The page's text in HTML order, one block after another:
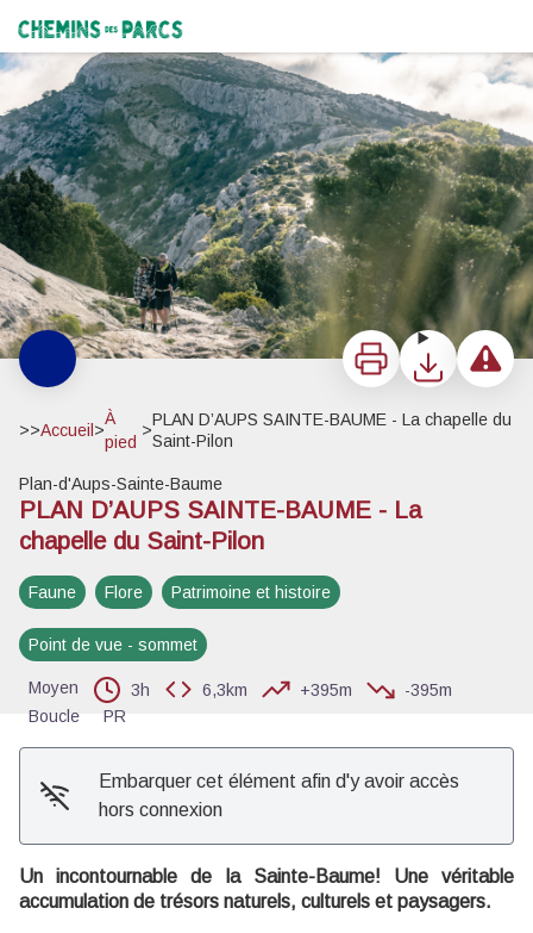
Chemins des Parcs
ImprimerTéléchargerSignaler
>>Accueil>
À
pied
>
PLAN D’AUPS SAINTE-BAUME - La chapelle du
Saint-Pilon
Plan-d'Aups-Sainte-Baume
PLAN D’AUPS SAINTE-BAUME - La
chapelle du Saint-Pilon
Faune Flore Patrimoine et histoire
Point de vue - sommet
Moyen 3h 6,3km +395m
-395m
Boucle
PR
Embarquer cet élément afin d'y avoir accès
hors connexion
Un incontournable de la Sainte-Baume! Une véritable
accumulation de trésors naturels, culturels et paysagers.